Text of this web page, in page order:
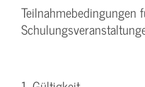
Teilnahmebedingungen